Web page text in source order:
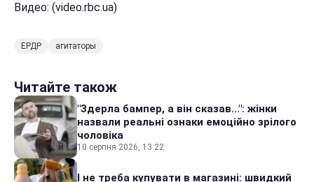
Видео: (video.rbc.ua)
ЕРДР агитаторы
Читайте також
"Здерла бампер, а він сказав...": жінки
назвали реальні ознаки емоційно зрілого
чоловіка
10 серпня 2026, 13:22
І не треба купувати в магазині: швидкий